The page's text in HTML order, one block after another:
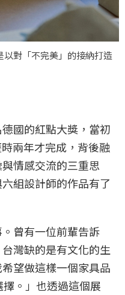
對「不完美」的接納打造
國的紅點大獎，當初
兩年才完成，背後融
情感交流的三重思
組設計師的作品有了
。曾有一位前輩告訴
灣缺的是有文化的生
望做這樣一個家具品
。」也透過這個展